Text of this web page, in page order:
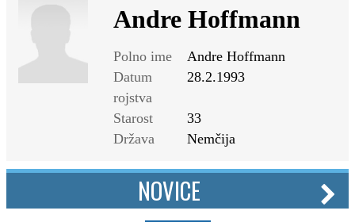
Andre Hoffmann
Polno ime
Andre Hoffmann
Datum
rojstva
28.2.1993
Starost
33
Država
Nemčija
NOVICE